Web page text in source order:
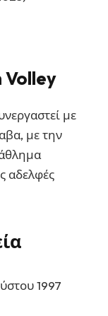
Volley
με
με την
αδελφές
1997